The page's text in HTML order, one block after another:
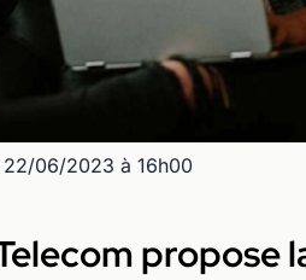
06/2023 à 16h00
propose